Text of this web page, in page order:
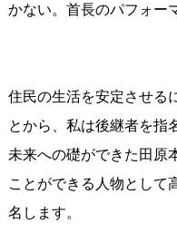
かない。首長のパフォー
住民の生活を安定させる
とから、私は後継者を指
未来への礎ができた田原
ことができる人物として
名します。